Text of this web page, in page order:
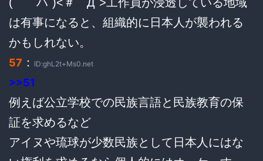
は有事になると、組織的に日本人が襲われる
かもしれない。
57 ： ID:ghL2t+Ms0.net
>>51
例えば公立学校での民族言語と民族教育の保
証を求めるなど
アイヌや琉球が少数民族として日本人にはな